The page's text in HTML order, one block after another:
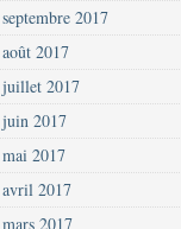
septembre 2017
août 2017
juillet 2017
juin 2017
mai 2017
avril 2017
mars 2017